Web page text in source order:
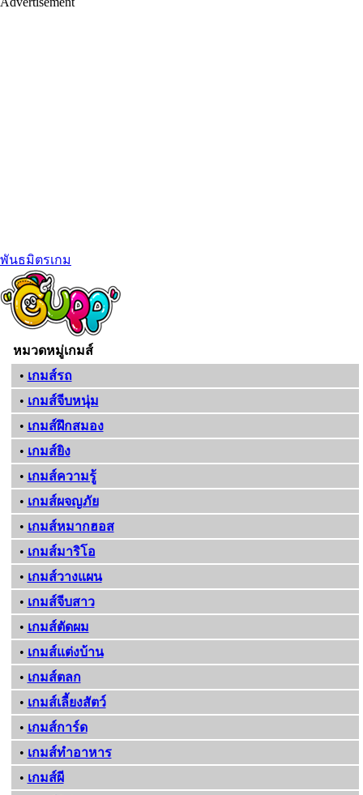
พันธมิตรเกม
หมวดหมู่เกมส์
• เกมส์รถ
• เกมส์จีบหนุ่ม
• เกมส์ฝึกสมอง
• เกมส์ยิง
• เกมส์ความรู้
• เกมส์ผจญภัย
• เกมส์หมากฮอส
• เกมส์มาริโอ
• เกมส์วางแผน
• เกมส์จีบสาว
• เกมส์ตัดผม
• เกมส์แต่งบ้าน
• เกมส์ตลก
• เกมส์เลี้ยงสัตว์
• เกมส์การ์ด
• เกมส์ทําอาหาร
• เกมส์ผี